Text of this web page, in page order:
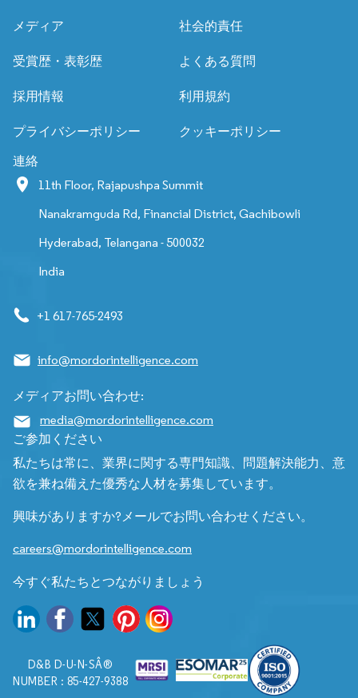
メディア 社会的責任
受賞歴・表彰歴 よくある質問
採用情報 利用規約
プライバシーポリシー クッキーポリシー
連絡
11th Floor, Rajapushpa Summit
Nanakramguda Rd, Financial District, Gachibowli
Hyderabad, Telangana - 500032
India
+1 617-765-2493
info@mordorintelligence.com
メディアお問い合わせ:
media@mordorintelligence.com
ご参加ください
私たちは常に、業界に関する専門知識、問題解決能力、意
欲を兼ね備えた優秀な人材を募集しています。
興味がありますか?メールでお問い合わせください。
careers@mordorintelligence.com
今すぐ私たちとつながりましょう
D&B D-U-N-SÂ®
NUMBER : 85-427-9388